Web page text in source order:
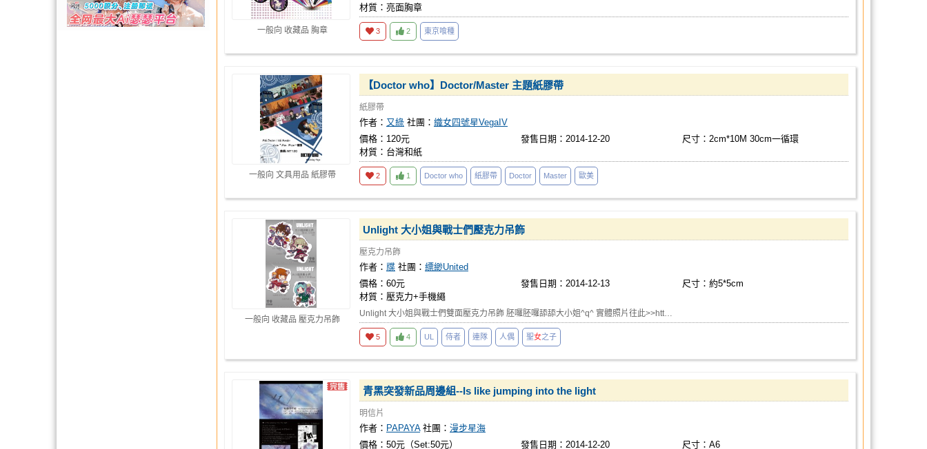
一般向 收藏品 胸章
材質：亮面胸章
3 2 東京喰種
一般向 文具用品 紙膠帶
【Doctor who】Doctor/Master 主題紙膠帶
紙膠帶
作者： 又綠 社團： 織女四號星VegaIV
價格：120元
發售日期：2014-12-20
尺寸：2cm*10M 30cm一循環
材質：台灣和紙
2 1 Doctor who 紙膠帶 Doctor Master 歐美
一般向 收藏品 壓克力吊飾
Unlight 大小姐與戰士們壓克力吊飾
壓克力吊飾
作者： 牒 社團： 縹緲United
價格：60元
發售日期：2014-12-13
尺寸：約5*5cm
材質：壓克力+手機繩
Unlight 大小姐與戰士們雙面壓克力吊飾 胚囉胚囉舔舔大小姐^q^ 實體照片往此>>htt…
5 4 UL 侍者 連隊 人偶 聖女之子
青黑突發新品周邊組--Is like jumping into the light
明信片
作者： PAPAYA 社團： 漫步星海
價格：50元（Set:50元）
發售日期：2014-12-20
尺寸：A6